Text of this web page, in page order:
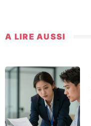
A LIRE AUSSI